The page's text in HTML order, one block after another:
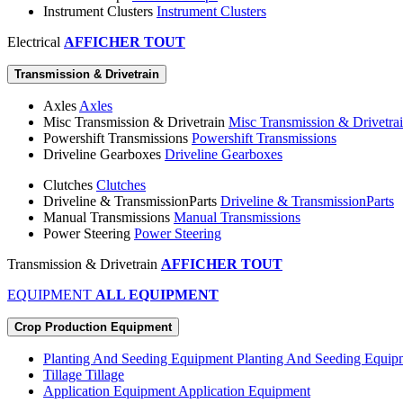
Instrument Clusters Instrument Clusters
Electrical AFFICHER TOUT
Transmission & Drivetrain
Axles Axles
Misc Transmission & Drivetrain Misc Transmission &
Powershift Transmissions Powershift Transmissions
Driveline Gearboxes Driveline Gearboxes
Clutches Clutches
Driveline & TransmissionParts Driveline & TransmissionParts
Manual Transmissions Manual Transmissions
Power Steering Power Steering
Transmission & Drivetrain AFFICHER TOUT
EQUIPMENT ALL EQUIPMENT
Crop Production Equipment
Planting And Seeding Equipment Planting And Seeding
Tillage Tillage
Application Equipment Application Equipment